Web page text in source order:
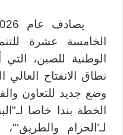
الخامسة عشرة
الوطنية للصين،
نطاق الانفتاح
وضع جديد للتعاون
الخطة بندا خاصا
لـ’الحزام